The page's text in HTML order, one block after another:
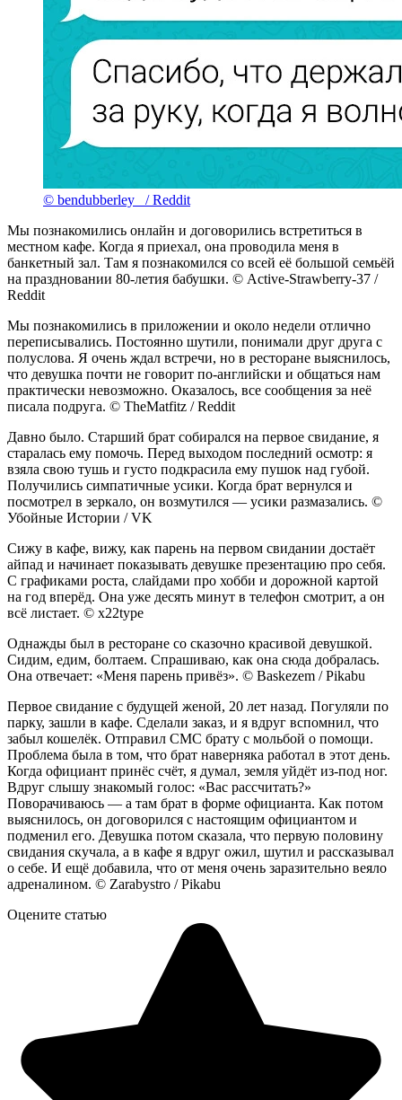
© bendubberley_ / Reddit
Мы познакомились онлайн и договорились встретиться в
местном кафе. Когда я приехал, она проводила меня в
банкетный зал. Там я познакомился со всей её большой семьёй
на праздновании 80-летия бабушки. © Active-Strawberry-37 /
Reddit
Мы познакомились в приложении и около недели отлично
переписывались. Постоянно шутили, понимали друг друга с
полуслова. Я очень ждал встречи, но в ресторане выяснилось,
что девушка почти не говорит по-английски и общаться нам
практически невозможно. Оказалось, все сообщения за неё
писала подруга. © TheMatfitz / Reddit
Давно было. Старший брат собирался на первое свидание, я
старалась ему помочь. Перед выходом последний осмотр: я
взяла свою тушь и густо подкрасила ему пушок над губой.
Получились симпатичные усики. Когда брат вернулся и
посмотрел в зеркало, он возмутился — усики размазались. ©
Убойные Истории / VK
Сижу в кафе, вижу, как парень на первом свидании достаёт
айпад и начинает показывать девушке презентацию про себя.
С графиками роста, слайдами про хобби и дорожной картой
на год вперёд. Она уже десять минут в телефон смотрит, а он
всё листает. © x22type
Однажды был в ресторане со сказочно красивой девушкой.
Сидим, едим, болтаем. Спрашиваю, как она сюда добралась.
Она отвечает: «Меня парень привёз». © Baskezem / Pikabu
Первое свидание с будущей женой, 20 лет назад. Погуляли по
парку, зашли в кафе. Сделали заказ, и я вдруг вспомнил, что
забыл кошелёк. Отправил СМС брату с мольбой о помощи.
Проблема была в том, что брат наверняка работал в этот день.
Когда официант принёс счёт, я думал, земля уйдёт из-под ног.
Вдруг слышу знакомый голос: «Вас рассчитать?»
Поворачиваюсь — а там брат в форме официанта. Как потом
выяснилось, он договорился с настоящим официантом и
подменил его. Девушка потом сказала, что первую половину
свидания скучала, а в кафе я вдруг ожил, шутил и рассказывал
о себе. И ещё добавила, что от меня очень заразительно веяло
адреналином. © Zarabystro / Pikabu
Оцените статью